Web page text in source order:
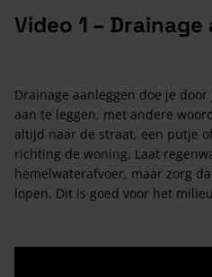
Video 1 –
Drainage aanleggen doe je
aan te leggen, met andere
altijd naar de straat, een putje
richting de woning. Laat
hemelwaterafvoer, maar zorg
lopen. Dit is goed voor het